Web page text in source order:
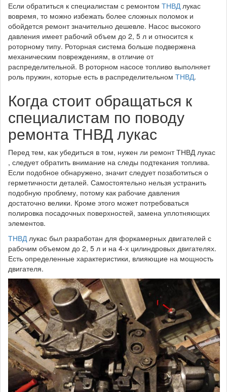
Если обратиться к специалистам с ремонтом ТНВДлукас
вовремя, то можно избежать более сложных поломок и
обойдется ремонт значительно дешевле. Насос высокого
давления имеет рабочий объем до 2, 5 л и относится к
роторному типу. Роторная система больше подвержена
механическим повреждениям, в отличие от
распределительной. В роторном насосе топливо выполняет
роль пружин, которые есть в распределительном ТНВД.
Когда стоит обращаться к
специалистам по поводу
ремонта ТНВД лукас
Перед тем, как убедиться в том, нужен ли ремонт ТНВД лукас
, следует обратить внимание на следы подтекания топлива.
Если подобное обнаружено, значит следует позаботиться о
герметичности деталей. Самостоятельно нельзя устранить
подобную проблему, потому как рабочие давления
достаточно велики. Кроме этого может потребоваться
полировка посадочных поверхностей, замена уплотняющих
элементов.
ТНВДлукас был разработан для форкамерных двигателей с
рабочим объемом до 2, 5 л и на 4-х цилиндровых двигателях.
Есть определенные характеристики, влияющие на мощность
двигателя.